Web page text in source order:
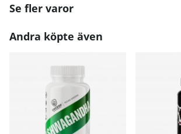
Se fler varor
Andra köpte även